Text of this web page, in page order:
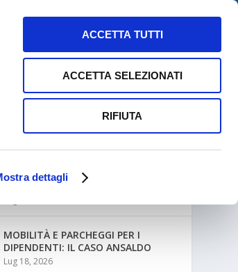
dettagli
ACCETTA TUTTI
ACCETTA SELEZIONATI
RIFIUTA
MAPPE PARCHEGGI CONTATTI
ULTIME NEWS
MOBILITÀ AZIENDALE E PARCHEGGI
MOBILITÀ E PARCHEGGI PER I
DIPENDENTI: IL CASO ANSALDO
Lug 18, 2026